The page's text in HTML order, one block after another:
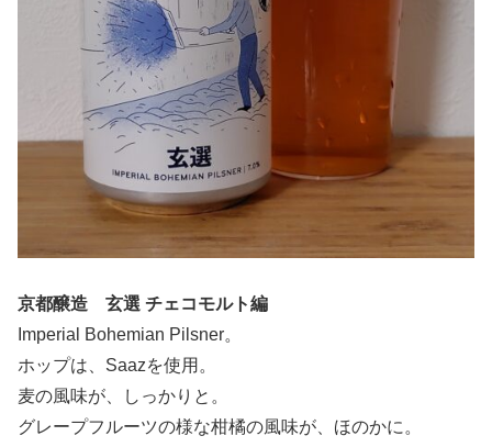
京都醸造 玄選 チェコモルト編
Imperial Bohemian Pilsner。
ホップは、Saazを使用。
麦の風味が、しっかりと。
グレープフルーツの様な柑橘の風味が、ほのかに。